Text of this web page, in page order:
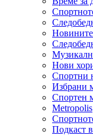
Нови
Спортни
Избрани
Спортен
Metropolis
Подкаст